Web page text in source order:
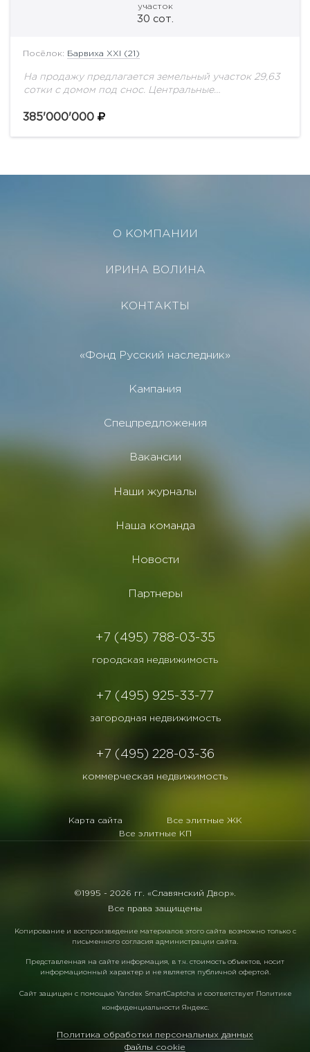
участок
30 сот.
Посёлок: Барвиха XXI (21)
На продажу предлагается земельный участок 29,63
сотки с домом под снос. Центральные
385'000'000
О КОМПАНИИ
ИРИНА ВОЛИНА
КОНТАКТЫ
«Фонд Русский наследник»
Кампания
Спецпредложения
Вакансии
Наши журналы
Наша команда
Новости
Партнеры
+7 (495) 788-03-35
городская недвижимость
+7 (495) 925-33-77
загородная недвижимость
+7 (495) 228-03-36
коммерческая недвижимость
Карта сайта
Все элитные ЖК
Все элитные КП
©1995 - 2026 гг. «Славянский Двор».
Все права защищены
Копирование и воспроизведение материалов этого сайта возможно только с
письменного согласия администрации сайта.
Представленная на сайте информация, в т.ч. стоимость объектов, носит
информационный характер и не является публичной офертой.
Сайт защищен с помощью Yandex SmartCaptcha и соответствует Политике
конфиденциальности Яндекс.
Политика обработки персональных данных
Файлы cookie